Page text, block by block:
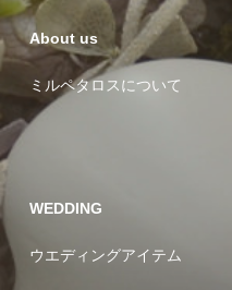
About us
ミルペタロスについて
WEDDING
ウエディングアイテム